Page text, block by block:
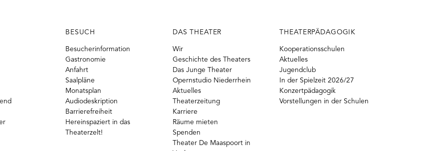
BESUCH
Besucherinformation
Gastronomie
Anfahrt
Saalpläne
Monatsplan
Audiodeskription
Barrierefreiheit
Hereinspaziert in das
Theaterzelt!
DAS THEATER
Wir
Geschichte des Theaters
Das Junge Theater
Opernstudio Niederrhein
Aktuelles
Theaterzeitung
Karriere
Räume mieten
Spenden
Theater De Maaspoort in
THEATERPÄDAGOGIK
Kooperationsschulen
Aktuelles
Jugendclub
In der Spielzeit 2026/27
Konzertpädagogik
Vorstellungen in der Schulen